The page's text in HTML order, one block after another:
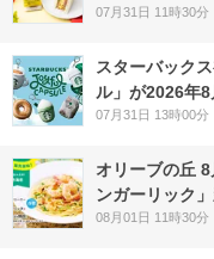
07月31日 11時30分
スターバック
ル」が2026年
07月31日 13時00分
オリーブの丘
ンガーリック
08月01日 11時30分